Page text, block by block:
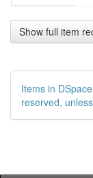
Show full item
Items in
reserved,